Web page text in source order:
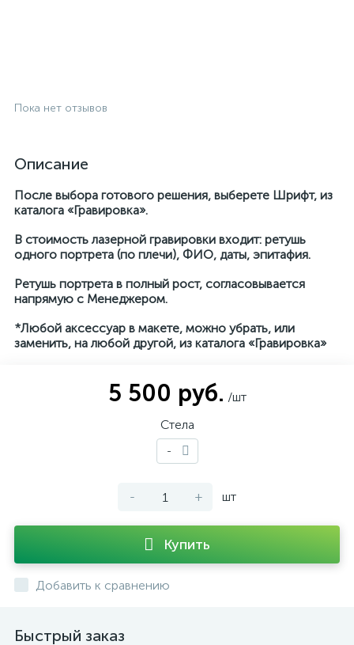
Пока нет отзывов
Описание
После выбора готового решения, выберете Шрифт, из
каталога «Гравировка».
В стоимость лазерной гравировки входит: ретушь
одного портрета (по плечи), ФИО, даты, эпитафия.
Ретушь портрета в полный рост, согласовывается
напрямую с Менеджером.
*Любой аксессуар в макете, можно убрать, или
заменить, на любой другой, из каталога «Гравировка»
5 500 руб. /шт
Стела
-
- + шт
Купить
Добавить к сравнению
Быстрый заказ